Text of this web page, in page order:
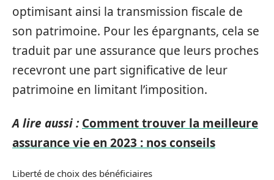
optimisant ainsi la transmission fiscale de
son patrimoine. Pour les épargnants, cela se
traduit par une assurance que leurs proches
recevront une part significative de leur
patrimoine en limitant l’imposition.
A lire aussi : Comment trouver la meilleure
assurance vie en 2023 : nos conseils
Liberté de choix des bénéficiaires